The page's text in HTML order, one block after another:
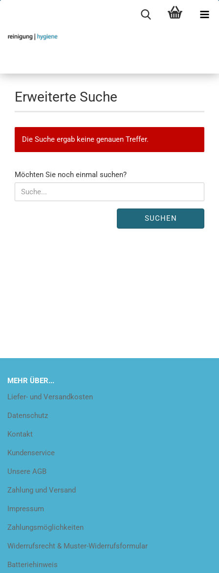
Erweiterte Suche
Die Suche ergab keine genauen Treffer.
MÖCHTEN
SIE
NOCH
Möchten Sie noch einmal suchen?
SUCHEN
MEHR ÜBER...
Liefer- und Versandkosten
Datenschutz
Kontakt
Kundenservice
Unsere AGB
Zahlung und Versand
Impressum
Zahlungsmöglichkeiten
Widerrufsrecht & Muster-Widerrufsformular
Batteriehinweis